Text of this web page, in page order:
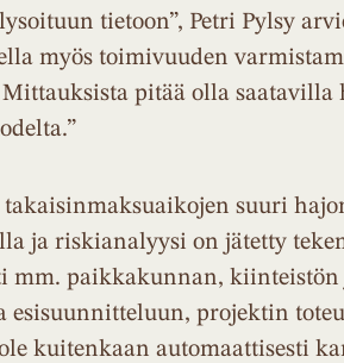
tietoon”, Petri Pylsy
myös toimivuuden
pitää olla saatavilla
suuri
ja riskianalyysi on jätetty
mm. paikkakunnan,
projektin
kuitenkaan automaattisesti